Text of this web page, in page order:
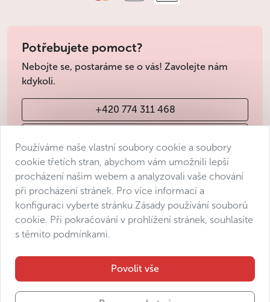
Potřebujete pomoct?
Nebojte se, postaráme se o vás! Zavolejte nám
kdykoli.
+420 774 311 468
Obchodní podmínky
Ochrana osobních údajů
Prohlášení o přístupnosti
Manage consent
Používáme naše vlastní soubory cookie a soubory
cookie třetích stran, abychom vám umožnili lepší
procházení našim webem a analyzovali vaše chování
při procházení stránek. Pro více informací a
konfiguraci vyberte stránku Zásady používání souborů
cookie. Při pokračování v prohlížení stránek, souhlasíte
s těmito podmínkami.
Povolit vše